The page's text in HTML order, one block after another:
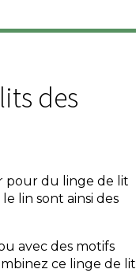
des
pour du linge de lit
lin sont ainsi des
avec des motifs
ce linge de lit